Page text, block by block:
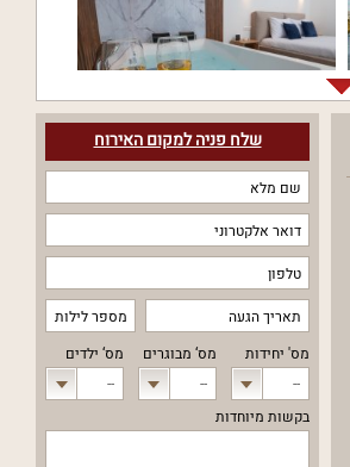
שלח פניה למקום האירוח
מס‘ ילדים
--
מס‘ מבוגרים
--
מס' יחידות
--
בקשות מיוחדות